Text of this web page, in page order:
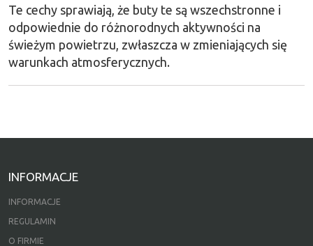
Te cechy sprawiają, że buty te są wszechstronne i
odpowiednie do różnorodnych aktywności na
świeżym powietrzu, zwłaszcza w zmieniających się
warunkach atmosferycznych.
INFORMACJE
INFORMACJE
REGULAMIN
O FIRMIE